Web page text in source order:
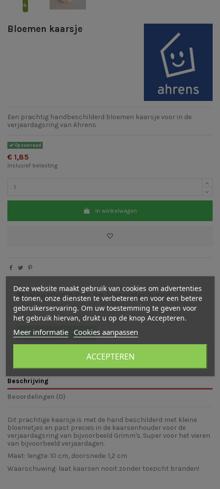
Bloemen kaarsje
Een prachtig handbeschilderd bloemen kaarsje voor in de
verjaardagsring van Ahrens
Op voorraad
€ 1,85
Inclusief belasting
In winkelwagen
Waarderingen en beoordelingen
Er zijn nog geen beoordelingen
Schrijf een beoordeling
Beschrijving
Beoordelingen (0)
Dit prachtige kaarsje is met de hand beschilderd met kleine
bloemetjes en past precies in de kaarsenhouder voor de
verjaardagsring van bijvoorbeeld Grimm's. Super voor het vieren
van bijvoorbeeld verjaardagen.
Maat: lengte: 10 cm, doorsnede: 1,2 cm
Waarschuwing: laat kaarsen nooit zonder toezicht branden!
Deze website maakt gebruik van cookies om advertenties
te tonen, onze diensten te verbeteren en voor een betere
gebruikerservaring. Om uw toestemming te geven voor
het gebruik hiervan, drukt u op de knop Accepteren.
Meer informatie Cookies aanpassen
ACCEPTEREN